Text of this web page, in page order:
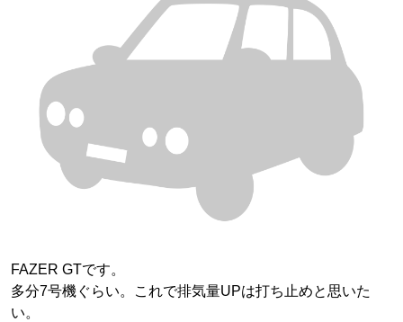
FAZER GTです。
多分7号機ぐらい。これで排気量UPは打ち止めと思いた
い。